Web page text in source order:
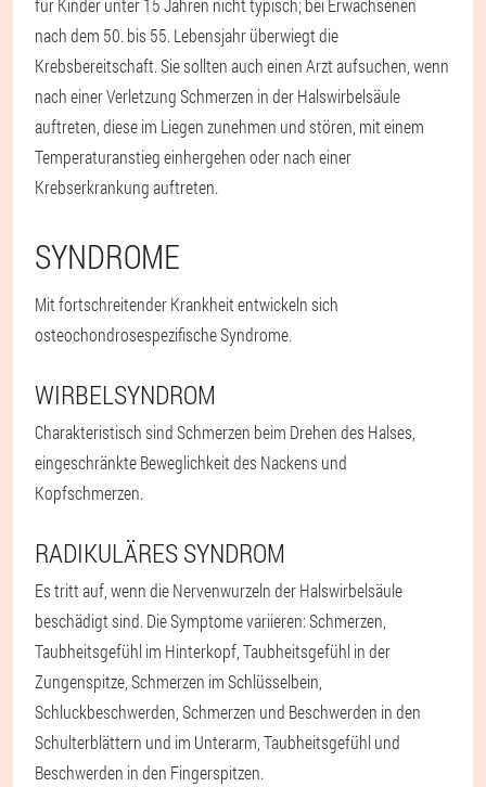
für Kinder unter 15 Jahren nicht typisch; bei Erwachsenen
nach dem 50. bis 55. Lebensjahr überwiegt die
Krebsbereitschaft. Sie sollten auch einen Arzt aufsuchen, wenn
nach einer Verletzung Schmerzen in der Halswirbelsäule
auftreten, diese im Liegen zunehmen und stören, mit einem
Temperaturanstieg einhergehen oder nach einer
Krebserkrankung auftreten.
SYNDROME
Mit fortschreitender Krankheit entwickeln sich
osteochondrosespezifische Syndrome.
WIRBELSYNDROM
Charakteristisch sind Schmerzen beim Drehen des Halses,
eingeschränkte Beweglichkeit des Nackens und
Kopfschmerzen.
RADIKULÄRES SYNDROM
Es tritt auf, wenn die Nervenwurzeln der Halswirbelsäule
beschädigt sind. Die Symptome variieren: Schmerzen,
Taubheitsgefühl im Hinterkopf, Taubheitsgefühl in der
Zungenspitze, Schmerzen im Schlüsselbein,
Schluckbeschwerden, Schmerzen und Beschwerden in den
Schulterblättern und im Unterarm, Taubheitsgefühl und
Beschwerden in den Fingerspitzen.